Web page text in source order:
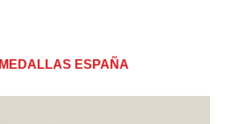
MEDALLAS ESPAÑA